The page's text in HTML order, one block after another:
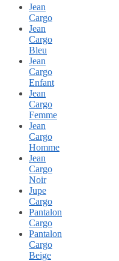
Jean
Cargo
Jean
Cargo
Bleu
Jean
Cargo
Enfant
Jean
Cargo
Femme
Jean
Cargo
Homme
Jean
Cargo
Noir
Jupe
Cargo
Pantalon
Cargo
Pantalon
Cargo
Beige